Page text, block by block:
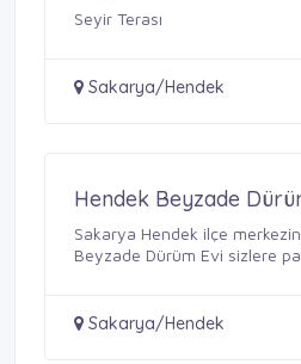
Seyir Terası
Sakarya/Hendek
Hendek Beyzade
Sakarya Hendek ilçe
Beyzade Dürüm
Sakarya/Hendek